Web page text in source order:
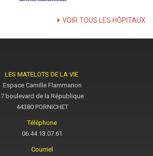
VOIR TOUS LES HÔPITAUX
LES MATELOTS DE LA VIE
Espace Camille Flammarion
7 boulevard de la République
44380 PORNICHET
Téléphone
06.44.13.07.61
Courriel